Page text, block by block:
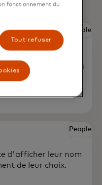
People
pour offrir
détenteurs de cartes
entier.
People
d'afficher leur nom
de leur choix.
fonctionnement du
Tout refuser